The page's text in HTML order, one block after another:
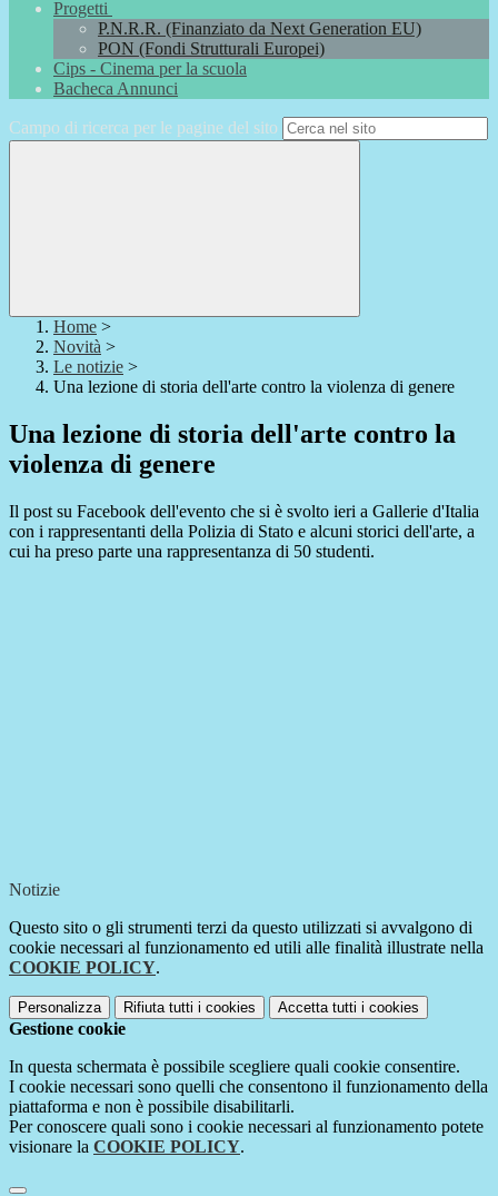
Progetti
P.N.R.R. (Finanziato da Next Generation EU)
PON (Fondi Strutturali Europei)
Cips - Cinema per la scuola
Bacheca Annunci
Campo di ricerca per le pagine del sito
Home >
Novità >
Le notizie >
Una lezione di storia dell'arte contro la violenza di genere
Una lezione di storia dell'arte contro la
violenza di genere
Il post su Facebook dell'evento che si è svolto ieri a Gallerie d'Italia
con i rappresentanti della Polizia di Stato e alcuni storici dell'arte, a
cui ha preso parte una rappresentanza di 50 studenti.
Notizie
Questo sito o gli strumenti terzi da questo utilizzati si avvalgono di
cookie necessari al funzionamento ed utili alle finalità illustrate nella
COOKIE POLICY.
Personalizza Rifiuta tutti i cookies Accetta tutti i cookies
Gestione cookie
In questa schermata è possibile scegliere quali cookie consentire.
I cookie necessari sono quelli che consentono il funzionamento della
piattaforma e non è possibile disabilitarli.
Per conoscere quali sono i cookie necessari al funzionamento potete
visionare la COOKIE POLICY.